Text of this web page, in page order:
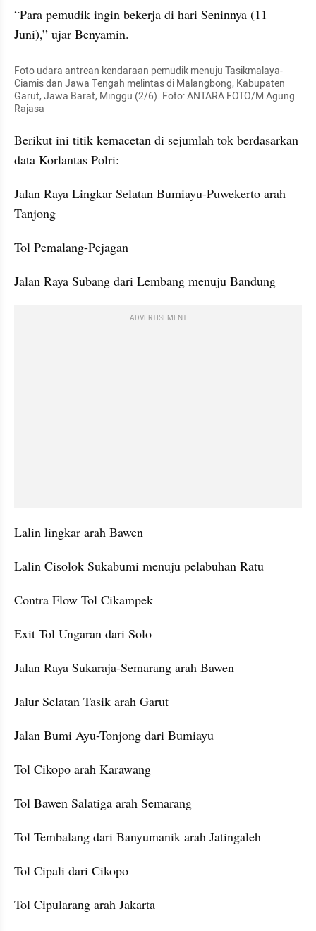
“Para pemudik ingin bekerja di hari Seninnya (11
Juni),” ujar Benyamin.
Foto udara antrean kendaraan pemudik menuju Tasikmalaya-
Ciamis dan Jawa Tengah melintas di Malangbong, Kabupaten
Garut, Jawa Barat, Minggu (2/6). Foto: ANTARA FOTO/M Agung
Rajasa
Berikut ini titik kemacetan di sejumlah tok berdasarkan
data Korlantas Polri:
Jalan Raya Lingkar Selatan Bumiayu-Puwekerto arah
Tanjong
Tol Pemalang-Pejagan
Jalan Raya Subang dari Lembang menuju Bandung
ADVERTISEMENT
Lalin lingkar arah Bawen
Lalin Cisolok Sukabumi menuju pelabuhan Ratu
Contra Flow Tol Cikampek
Exit Tol Ungaran dari Solo
Jalan Raya Sukaraja-Semarang arah Bawen
Jalur Selatan Tasik arah Garut
Jalan Bumi Ayu-Tonjong dari Bumiayu
Tol Cikopo arah Karawang
Tol Bawen Salatiga arah Semarang
Tol Tembalang dari Banyumanik arah Jatingaleh
Tol Cipali dari Cikopo
Tol Cipularang arah Jakarta